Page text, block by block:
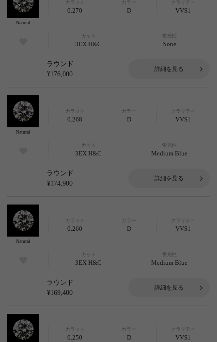
Natural
カラット
0.270
カラー
D
クラリティ
VVS1
カット
3EX H&C
蛍光性
None
ラウンド
¥176,000
詳細を見る
Natural
カラット
0.268
カラー
D
クラリティ
VVS1
カット
3EX H&C
蛍光性
Medium Blue
ラウンド
¥174,900
詳細を見る
Natural
カラット
0.260
カラー
D
クラリティ
VVS1
カット
3EX H&C
蛍光性
Medium Blue
ラウンド
¥169,400
詳細を見る
カラット
0.250
カラー
D
クラリティ
VVS1